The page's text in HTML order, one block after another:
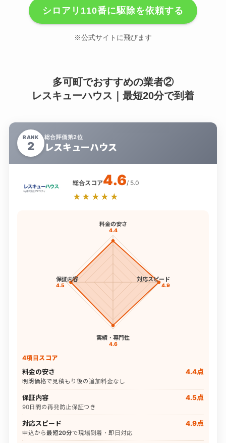
シロアリ110番に駆除を依頼する
※公式サイトに飛びます
多可町でおすすめの業者②
レスキューハウス｜最短20分で到着
RANK
2
総合評価第2位
レスキューハウス
総合スコア4.6/ 5.0
★★★★★
料金の安さ
4.4
対応スピード
4.9
実績・専門性
4.6
保証内容
4.5
4項目スコア
料金の安さ 4.4点
明朗価格で見積もり後の追加料金なし
保証内容 4.5点
90日間の再発防止保証つき
対応スピード 4.9点
申込から最短20分で現場到着・即日対応